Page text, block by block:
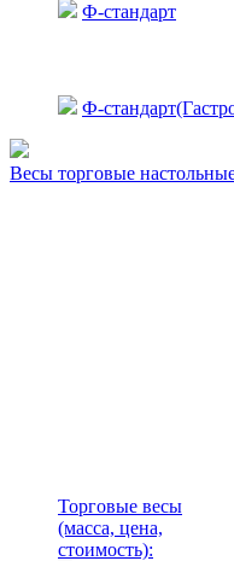
Ф-стандарт
Ф-
Весы торговые
Торговые весы
(масса, цена,
стоимость):